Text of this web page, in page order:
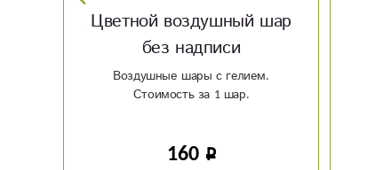
Конверт «С 8 марта»
50